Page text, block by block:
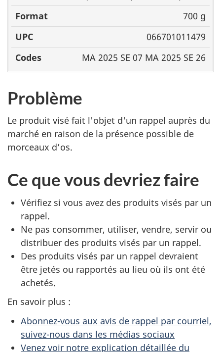
700 g
066701011479
MA 2025 SE 07 MA 2025 SE 26
Problème
Le produit visé fait l'objet d'un rappel auprès du
marché en raison de la présence possible de
morceaux d’os.
Ce que vous devriez faire
Vérifiez si vous avez des produits visés par un
rappel.
Ne pas consommer, utiliser, vendre, servir ou
distribuer des produits visés par un rappel.
Des produits visés par un rappel devraient
être jetés ou rapportés au lieu où ils ont été
achetés.
En savoir plus :
Abonnez-vous aux avis de rappel par courriel,
suivez-nous dans les médias sociaux
Venez voir notre explication détaillée du